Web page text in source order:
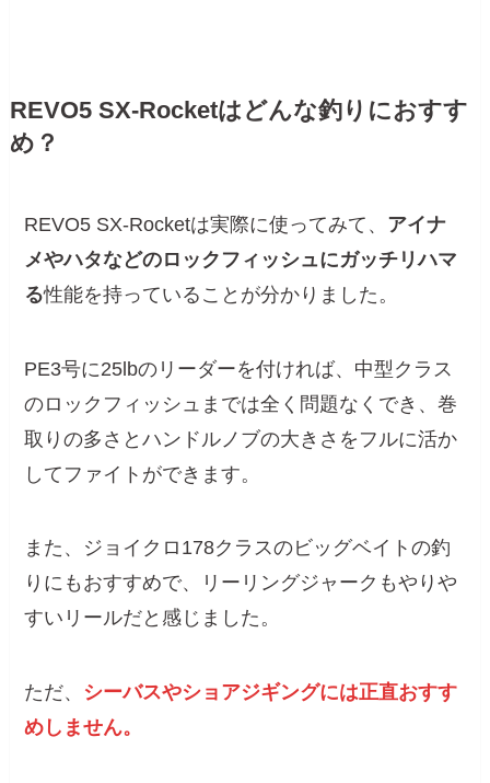
REVO5 SX-Rocketはどんな釣りにおすす
め？
REVO5 SX-Rocketは実際に使ってみて、 アイナ
メやハタなどのロックフィッシュにガッチリハマ
る性能を持っていることが分かりました。
PE3号に25lbのリーダーを付ければ、中型クラス
のロックフィッシュまでは全く問題なくでき、巻
取りの多さとハンドルノブの大きさをフルに活か
してファイトができます。
また、ジョイクロ178クラスのビッグベイトの釣
りにもおすすめで、リーリングジャークもやりや
すいリールだと感じました。
ただ、 シーバスやショアジギングには正直おすす
めしません。